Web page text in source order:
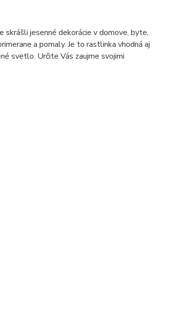
skrášli jesenné dekorácie v domove, byte,
a pomaly. Je to rastlinka vhodná aj
svetlo. Určite Vás zaujme svojimi